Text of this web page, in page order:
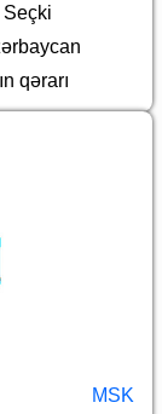
Seçki
qərarı
MSK